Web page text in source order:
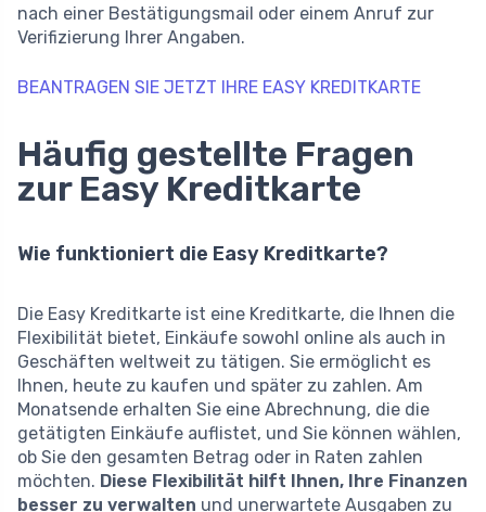
nach einer Bestätigungsmail oder einem Anruf zur
Verifizierung Ihrer Angaben.
BEANTRAGEN SIE JETZT IHRE EASY KREDITKARTE
Häufig gestellte Fragen
zur Easy Kreditkarte
Wie funktioniert die Easy Kreditkarte?
Die Easy Kreditkarte ist eine Kreditkarte, die Ihnen die
Flexibilität bietet, Einkäufe sowohl online als auch in
Geschäften weltweit zu tätigen. Sie ermöglicht es
Ihnen, heute zu kaufen und später zu zahlen. Am
Monatsende erhalten Sie eine Abrechnung, die die
getätigten Einkäufe auflistet, und Sie können wählen,
ob Sie den gesamten Betrag oder in Raten zahlen
möchten. Diese Flexibilität hilft Ihnen, Ihre Finanzen
besser zu verwalten und unerwartete Ausgaben zu